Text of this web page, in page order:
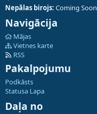
Nepālas birojs: Coming Soon
Navigācija
Mājas
Vietnes karte
RSS
Pakalpojumu
Podkāsts
Statusa Lapa
Daļa no